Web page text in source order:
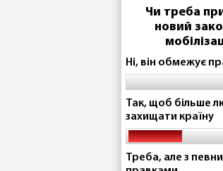
Чи треба
новий
Ні, він обмежує
Так, щоб більше
захищати країну
Треба, але з